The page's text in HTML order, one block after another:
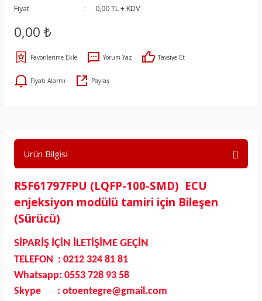
Fiyat
0,00 TL + KDV
0,00 ₺
Yorum Yaz Tavsiye Et
Fiyatı Alarmı Paylaş
Ürün Bilgisi
R5F61797FPU (LQFP-100-SMD) ECU
enjeksiyon modülü tamiri için Bileşen
(Sürücü)
SİPARİŞ İÇİN İLETİŞİME GEÇİN
TELEFON : 0212 324 81 81
Whatsapp: 0553 728 93 58
Skype : otoentegre@gmail.com